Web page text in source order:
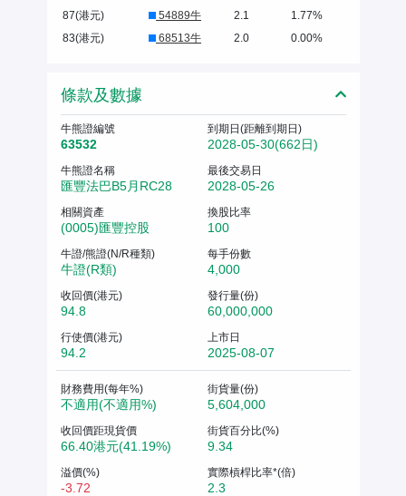
87(港元)
54889牛 2.1
1.77%
83(港元)
68513牛 2.0 0.00%
條款及數據
牛熊證編號
63532
到期日(距離到期日)
2028-05-30(662日)
牛熊證名稱
匯豐法巴B5月RC28
最後交易日
2028-05-26
相關資產
(0005)匯豐控股
換股比率
100
牛證/熊證(N/R種類)
牛證(R類)
每手份數
4,000
收回價(港元)
94.8
發行量(份)
60,000,000
行使價(港元)
94.2
上市日
2025-08-07
財務費用(每年%)
不適用(不適用%)
街貨量(份)
5,604,000
收回價距現貨價
66.40港元(41.19%)
街貨百分比(%)
9.34
溢價(%)
-3.72
實際槓桿比率*(倍)
2.3